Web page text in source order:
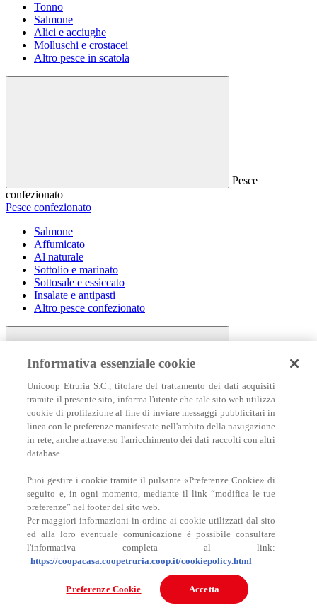
Tonno
Salmone
Alici e acciughe
Molluschi e crostacei
Altro pesce in scatola
Pesce
confezionato
Pesce confezionato
Salmone
Affumicato
Al naturale
Sottolio e marinato
Sottosale e essiccato
Insalate e antipasti
Altro pesce confezionato
Carne
Carne
Bovino
Informativa essenziale cookie
Unicoop Etruria S.C., titolare del trattamento dei dati acquisiti
tramite il presente sito, informa l'utente che tale sito web utilizza
cookie di profilazione al fine di inviare messaggi pubblicitari in
linea con le preferenze manifestate nell'ambito della navigazione
in rete, anche attraverso l'arricchimento dei dati raccolti con altri
database.
Puoi gestire i cookie tramite il pulsante «Preferenze Cookie» di
seguito e, in ogni momento, mediante il link “modifica le tue
preferenze” nel footer del sito web.
Per maggiori informazioni in ordine ai cookie utilizzati dal sito
ed alla loro eventuale comunicazione è possibile consultare
l'informativa completa al link:
https://coopacasa.coopetruria.coop.it/cookiepolicy.html
Preferenze Cookie Accetta